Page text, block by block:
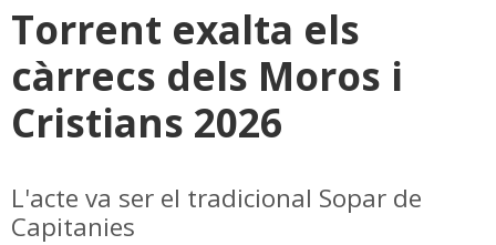
Torrent exalta els
càrrecs dels Moros i
Cristians 2026
L'acte va ser el tradicional Sopar de
Capitanies